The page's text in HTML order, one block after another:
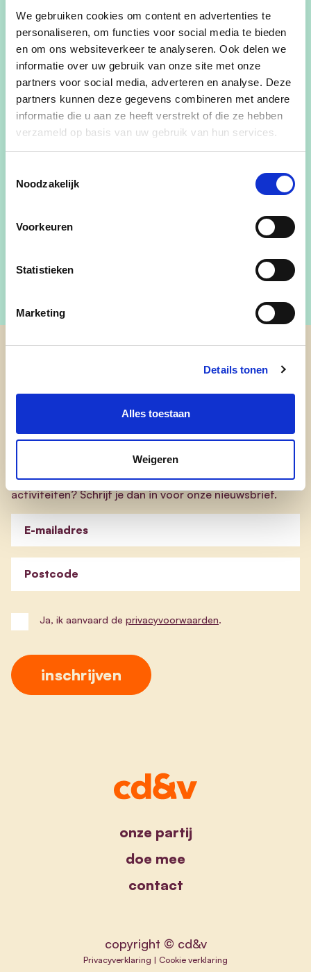
We gebruiken cookies om content en advertenties te
personaliseren, om functies voor social media te bieden
en om ons websiteverkeer te analyseren. Ook delen we
informatie over uw gebruik van onze site met onze
partners voor social media, adverteren en analyse. Deze
partners kunnen deze gegevens combineren met andere
informatie die u aan ze heeft verstrekt of die ze hebben
verzameld op basis van uw gebruik van hun services.
Noodzakelijk
Voorkeuren
Statistieken
Marketing
Details tonen
Alles toestaan
Weigeren
Ik ben getrouwd en papa van 3 kinderen.
Voor mij is vooral het behoud van onze landelijke
gemeente belangrijk. Onze natuur moet
toegankelijk zijn voor iedereen, met bijkomende
speelmogelijkheden voor onze kinderen.
Het is essentieel dat onze kinderen op een veilige
en gezonde manier overal geraken binnen onze
gemeente, maar ook met de aansluiting naar onze
Nieuwsbrief
Blijf je graag op de hoogte van onze werking en
activiteiten? Schrijf je dan in voor onze nieuwsbrief.
E-mailadres
Postcode
Ja, ik aanvaard de privacyvoorwaarden.
onze partij
doe mee
contact
copyright © cd&v
Privacyverklaring | Cookie verklaring